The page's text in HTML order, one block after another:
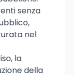
senza
nel
la
della